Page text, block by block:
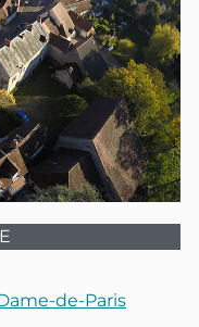
de-Paris